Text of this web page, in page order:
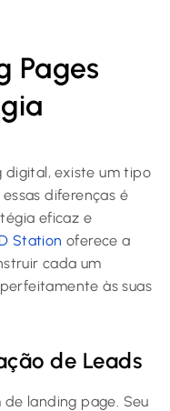
Pages
digital, existe um tipo
diferenças é
eficaz e
Station oferece a
cada um
às suas
de Leads
landing page. Seu